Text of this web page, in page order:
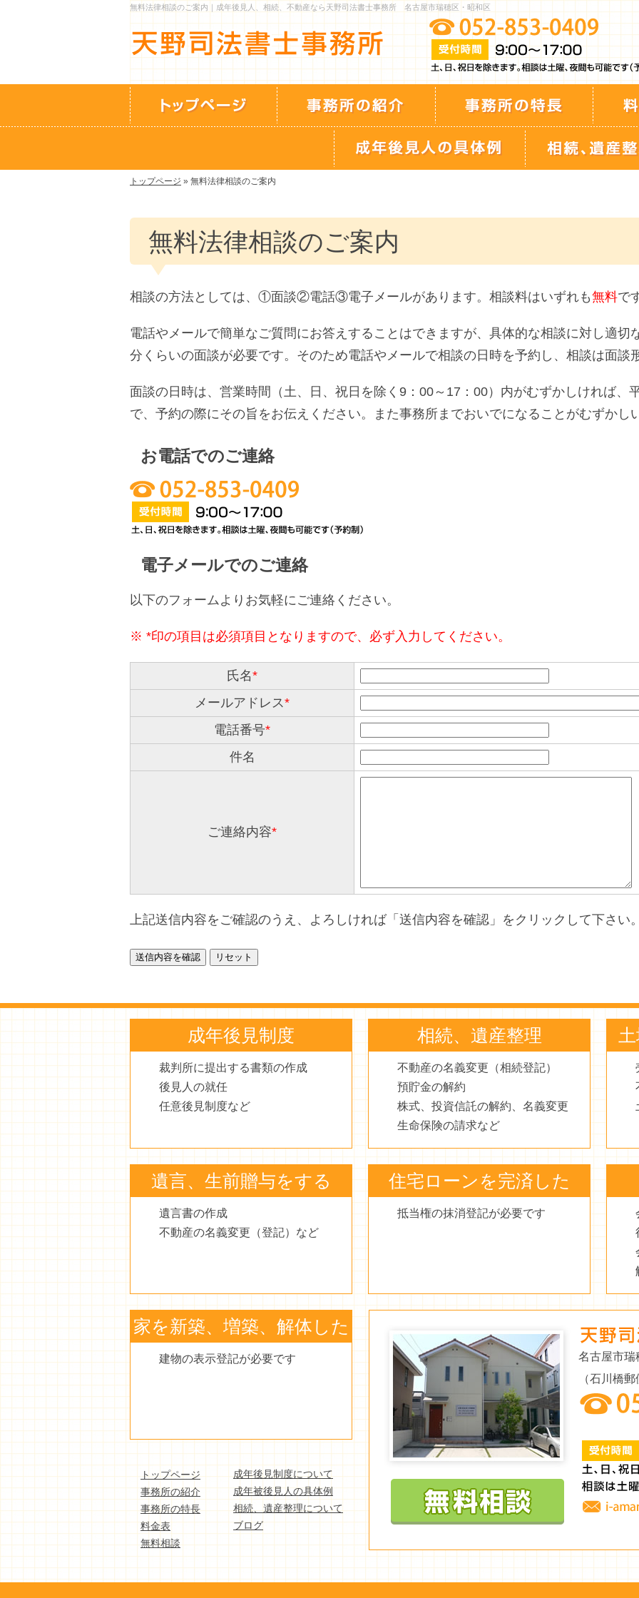
無料法律相談のご案内｜成年後見人、相続、不動産なら天野司法書士事務所 名古屋市瑞穂区・昭和区
トップページ » 無料法律相談のご案内
無料法律相談のご案内
相談の方法としては、①面談②電話③電子メールがあります。相談料はいずれも無料で
電話やメールで簡単なご質問にお答えすることはできますが、具体的な相談に対し適切
分くらいの面談が必要です。そのため電話やメールで相談の日時を予約し、相談は面談
面談の日時は、営業時間（土、日、祝日を除く9：00～17：00）内がむずかしければ、
で、予約の際にその旨をお伝えください。また事務所までおいでになることがむずかし
お電話でのご連絡
電子メールでのご連絡
以下のフォームよりお気軽にご連絡ください。
※ *印の項目は必須項目となりますので、必ず入力してください。
氏名*
メールアドレス*
電話番号*
件名
ご連絡内容*
上記送信内容をご確認のうえ、よろしければ「送信内容を確認」をクリックして下さい
成年後見制度
裁判所に提出する書類の作成
後見人の就任
任意後見制度など
相続、遺産整理
不動産の名義変更（相続登記）
預貯金の解約
株式、投資信託の解約、名義変更
生命保険の請求など
遺言、生前贈与をする
遺言書の作成
不動産の名義変更（登記）など
住宅ローンを完済した
抵当権の抹消登記が必要です
家を新築、増築、解体した
建物の表示登記が必要です
トップページ
事務所の紹介
事務所の特長
料金表
無料相談
成年後見制度について
成年被後見人の具体例
相続、遺産整理について
ブログ
名古屋市瑞
（石川橋